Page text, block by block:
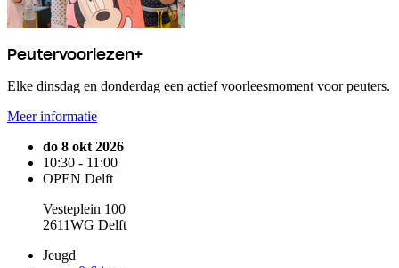
Peutervoorlezen+
Elke dinsdag en donderdag een actief voorleesmoment voor peuters.
Meer informatie
do 8 okt 2026
10:30 - 11:00
OPEN Delft
Vesteplein 100
2611WG Delft
Jeugd